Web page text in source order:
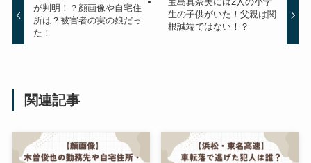
が判明！？顔画像や自宅住
所は？被害者の実の娘だっ
た！
生の子供がいた！父親は関
根誠端ではない！？
関連記事